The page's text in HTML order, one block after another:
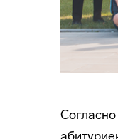
Согласно